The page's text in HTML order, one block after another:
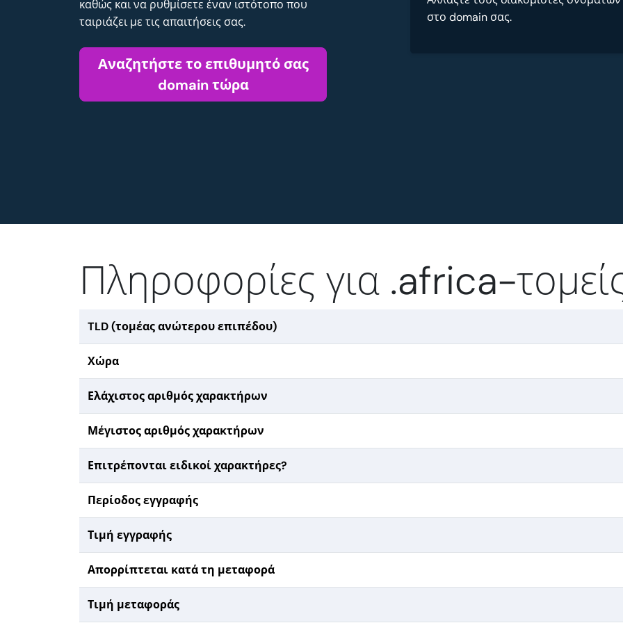
καθώς και να ρυθμίσετε έναν ιστότοπο που
ταιριάζει με τις απαιτήσεις σας.
Αναζητήστε το επιθυμητό σας
domain τώρα
στο domain σας.
Πληροφορίες για .africa-
TLD (τομέας ανώτερου επιπέδου)
Χώρα
Ελάχιστος αριθμός χαρακτήρων
Μέγιστος αριθμός χαρακτήρων
Επιτρέπονται ειδικοί χαρακτήρες?
Περίοδος εγγραφής
Τιμή εγγραφής
Απορρίπτεται κατά τη μεταφορά
Τιμή μεταφοράς